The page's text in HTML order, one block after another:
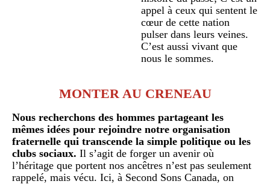
appel à ceux qui sentent le
cœur de cette nation
pulser dans leurs veines.
C’est aussi vivant que
nous le sommes.
MONTER AU CRENEAU
Nous recherchons des hommes partageant les
mêmes idées pour rejoindre notre organisation
fraternelle qui transcende la simple politique ou les
clubs sociaux. Il s’agit de forger un avenir où
l’héritage que portent nos ancêtres n’est pas seulement
rappelé, mais vécu. Ici, à Second Sons Canada, on